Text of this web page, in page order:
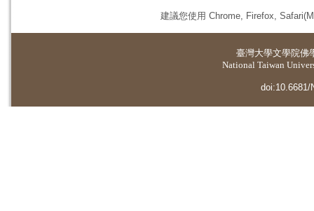
建議您使用 Chrome, Firefox,
臺灣大學文學院佛
National Taiwan
doi:10.6681/